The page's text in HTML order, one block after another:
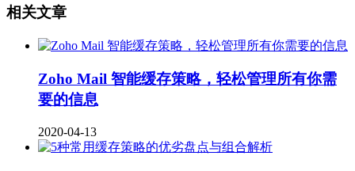
相关文章
Zoho Mail 智能缓存策略，轻松管理所有你需
要的信息
2020-04-13